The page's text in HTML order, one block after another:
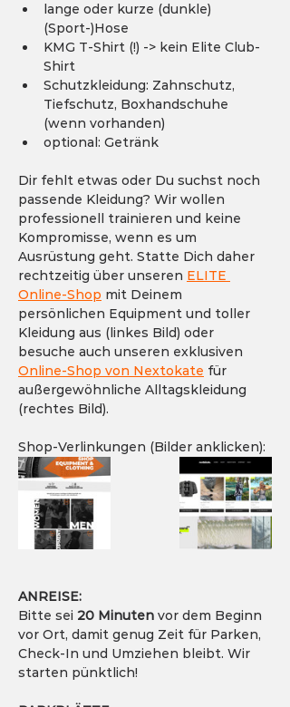
lange oder kurze (dunkle)
(Sport-)Hose
KMG T-Shirt (!) -> kein Elite Club-
Shirt
Schutzkleidung: Zahnschutz,
Tiefschutz, Boxhandschuhe
(wenn vorhanden)
optional: Getränk
Dir fehlt etwas oder Du suchst noch
passende Kleidung? Wir wollen
professionell trainieren und keine
Kompromisse, wenn es um
Ausrüstung geht. Statte Dich daher
rechtzeitig über unseren ELITE
Online-Shop mit Deinem
persönlichen Equipment und toller
Kleidung aus (linkes Bild) oder
besuche auch unseren exklusiven
Online-Shop von Nextokate für
außergewöhnliche Alltagskleidung
(rechtes Bild).
Shop-Verlinkungen (Bilder anklicken):
ANREISE:
Bitte sei 20 Minuten vor dem Beginn
vor Ort, damit genug Zeit für Parken,
Check-In und Umziehen bleibt. Wir
starten pünktlich!